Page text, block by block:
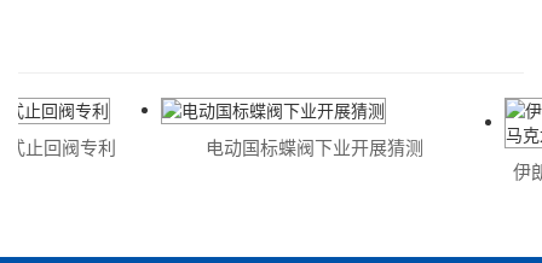
止回阀专利
电动国标蝶阀下业开展猜测
伊